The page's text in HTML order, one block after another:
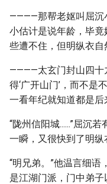
————那帮老妪叫屈沉
小估计是说年龄，毕
些遭不住，但明纵衣自
————太玄门封山四十
得‘广开山门’，而不是
一看年纪就知道都是后
“陇州信阳城......”屈沉
一瞬，又很快到了明纵
“明兄弟。”他温言细语
是江湖门派，门中弟